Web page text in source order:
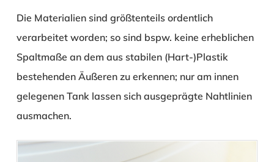
Die Materialien sind größtenteils ordentlich
verarbeitet worden; so sind bspw. keine erheblichen
Spaltmaße an dem aus stabilen (Hart-)Plastik
bestehenden Äußeren zu erkennen; nur am innen
gelegenen Tank lassen sich ausgeprägte Nahtlinien
ausmachen.